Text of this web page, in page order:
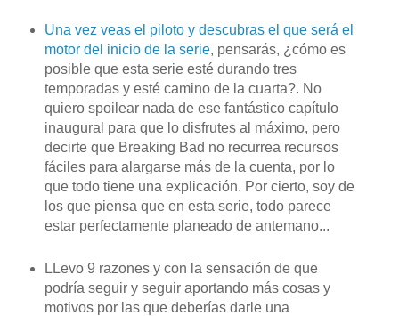
Una vez veas el piloto y descubras el que será el
motor del inicio de la serie, pensarás, ¿cómo es
posible que esta serie esté durando tres
temporadas y esté camino de la cuarta?. No
quiero spoilear nada de ese fantástico capítulo
inaugural para que lo disfrutes al máximo, pero
decirte que Breaking Bad no recurrea recursos
fáciles para alargarse más de la cuenta, por lo
que todo tiene una explicación. Por cierto, soy de
los que piensa que en esta serie, todo parece
estar perfectamente planeado de antemano...
LLevo 9 razones y con la sensación de que
podría seguir y seguir aportando más cosas y
motivos por las que deberías darle una